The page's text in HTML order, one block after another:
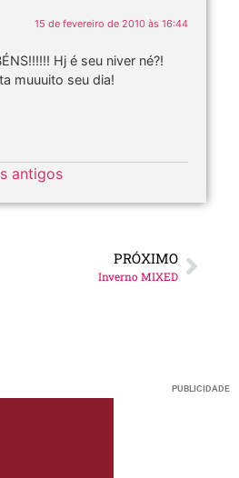
15 de fevereiro de 2010 às 16:44
Hj é seu niver né?!
muuuito seu dia!
antigos
PRÓXIMO
Inverno MIXED
PUBLICIDADE